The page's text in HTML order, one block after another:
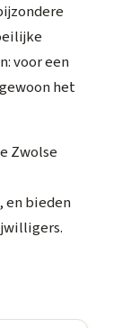
voor een
het
Zwolse
en bieden